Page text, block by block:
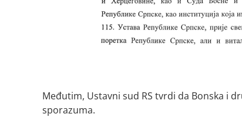
Međutim, Ustavni sud RS tvrdi da Bonska i
sporazuma.